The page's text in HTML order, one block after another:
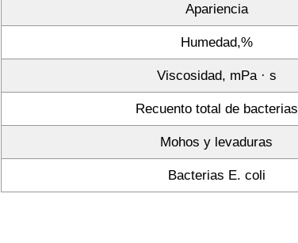
Apariencia
Humedad,%
Viscosidad, mPa · s
Recuento total de bacterias
Mohos y levaduras
Bacterias E. coli